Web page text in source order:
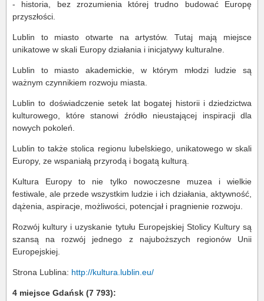
- historia, bez zrozumienia której trudno budować Europę
przyszłości.
Lublin to miasto otwarte na artystów. Tutaj mają miejsce
unikatowe w skali Europy działania i inicjatywy kulturalne.
Lublin to miasto akademickie, w którym młodzi ludzie są
ważnym czynnikiem rozwoju miasta.
Lublin to doświadczenie setek lat bogatej historii i dziedzictwa
kulturowego, które stanowi źródło nieustającej inspiracji dla
nowych pokoleń.
Lublin to także stolica regionu lubelskiego, unikatowego w skali
Europy, ze wspaniałą przyrodą i bogatą kulturą.
Kultura Europy to nie tylko nowoczesne muzea i wielkie
festiwale, ale przede wszystkim ludzie i ich działania, aktywność,
dążenia, aspiracje, możliwości, potencjał i pragnienie rozwoju.
Rozwój kultury i uzyskanie tytułu Europejskiej Stolicy Kultury są
szansą na rozwój jednego z najuboższych regionów Unii
Europejskiej.
Strona Lublina: http://kultura.lublin.eu/
4 miejsce Gdańsk (7 793):